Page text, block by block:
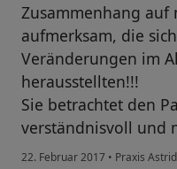
Zusammenhang
aufmerksam, die
Veränderungen im
herausstellten!!!
Sie betrachtet den
verständnisvoll und
22. Februar 2017 • Praxis